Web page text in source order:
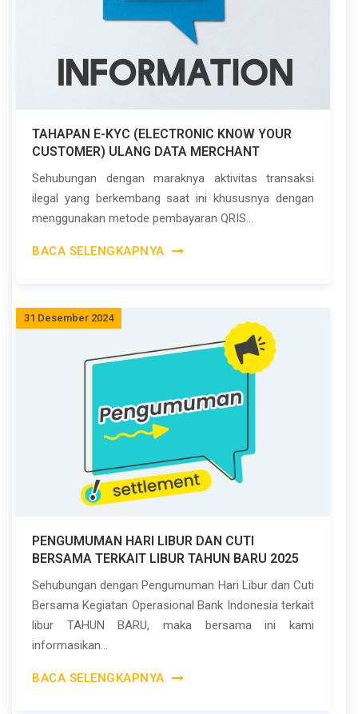
TAHAPAN E-KYC (ELECTRONIC KNOW YOUR
CUSTOMER) ULANG DATA MERCHANT
Sehubungan dengan maraknya aktivitas transaksi
ilegal yang berkembang saat ini khususnya dengan
menggunakan metode pembayaran QRIS...
BACA SELENGKAPNYA
31 Desember 2024
PENGUMUMAN HARI LIBUR DAN CUTI
BERSAMA TERKAIT LIBUR TAHUN BARU 2025
Sehubungan dengan Pengumuman Hari Libur dan Cuti
Bersama Kegiatan Operasional Bank Indonesia terkait
libur TAHUN BARU, maka bersama ini kami
informasikan...
BACA SELENGKAPNYA